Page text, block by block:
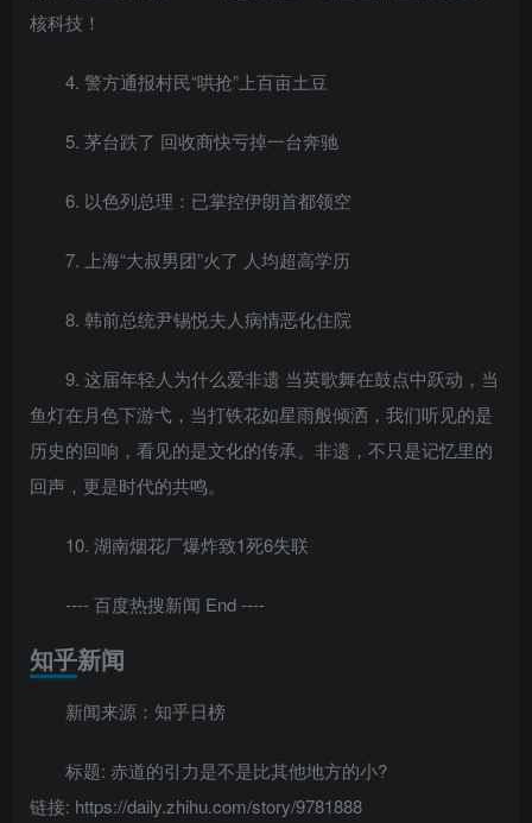
核科技！
4. 警方通报村民“哄抢”上百亩土豆
5. 茅台跌了 回收商快亏掉一台奔驰
6. 以色列总理：已掌控伊朗首都领空
7. 上海“大叔男团”火了 人均超高学历
8. 韩前总统尹锡悦夫人病情恶化住院
9. 这届年轻人为什么爱非遗 当英歌舞在鼓点中跃动，当
鱼灯在月色下游弋，当打铁花如星雨般倾洒，我们听见的是
历史的回响，看见的是文化的传承。非遗，不只是记忆里的
回声，更是时代的共鸣。
10. 湖南烟花厂爆炸致1死6失联
---- 百度热搜新闻 End ----
知乎新闻
新闻来源：知乎日榜
标题: 赤道的引力是不是比其他地方的小?
链接: https://daily.zhihu.com/story/9781888